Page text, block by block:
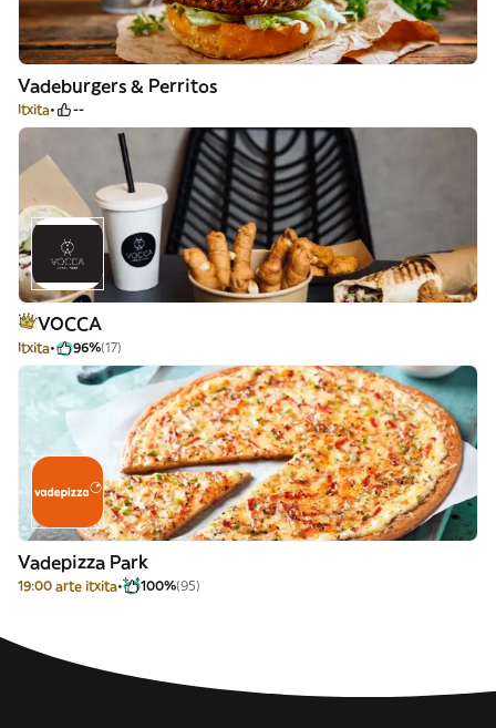
Vadeburgers & Perritos
Itxita --
VOCCA
Itxita 96%(17)
Vadepizza Park
19:00 arte itxita 100%(95)